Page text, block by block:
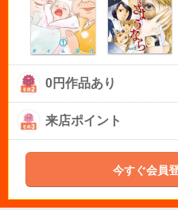
0円作品あり
来店ポイント
今すぐ会員